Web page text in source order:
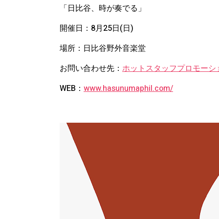
「日比谷、時が奏でる」
開催日：8月25日(日)
場所：日比谷野外音楽堂
お問い合わせ先： ホットスタッフプロモーシ
WEB： www.hasunumaphil.com/